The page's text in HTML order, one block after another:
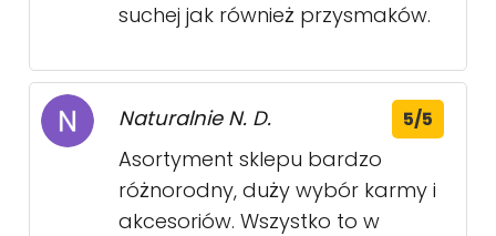
suchej jak również przysmaków.
Naturalnie N. D. 5/5
Asortyment sklepu bardzo
różnorodny, duży wybór karmy i
akcesoriów. Wszystko to w